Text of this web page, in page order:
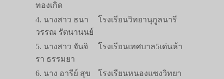
ทองเกิด
4. นางสาว ธนา
วรรณ รัตนานนย์
โรงเรียนวิทยานุกูลนารี
5. นางสาว จันจิ
รา ธรรมยา
โรงเรียนเทศบาล5เด่นห้า
6. นาง อารีย์ สุข
โรงเรียนหนองแซงวิทยา